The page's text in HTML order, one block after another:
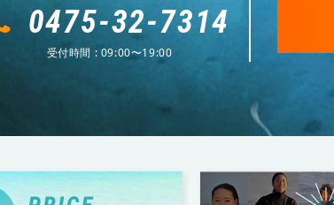
0475-32-7314
受付時間 : 09:00〜19:00